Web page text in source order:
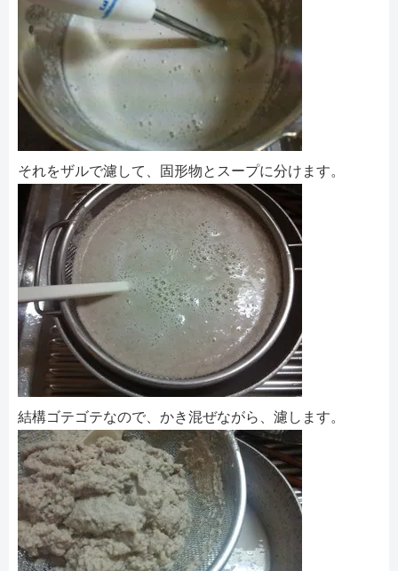
それをザルで濾して、固形物とスープに分けます。
結構ゴテゴテなので、かき混ぜながら、濾します。